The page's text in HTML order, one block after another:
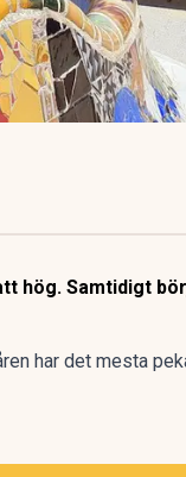
Samtidigt
har det mesta